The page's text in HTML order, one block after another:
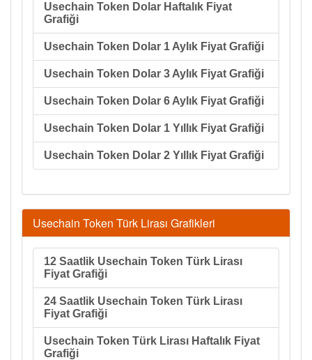
Usechain Token Dolar Haftalık Fiyat
Grafiği
Usechain Token Dolar 1 Aylık Fiyat Grafiği
Usechain Token Dolar 3 Aylık Fiyat Grafiği
Usechain Token Dolar 6 Aylık Fiyat Grafiği
Usechain Token Dolar 1 Yıllık Fiyat Grafiği
Usechain Token Dolar 2 Yıllık Fiyat Grafiği
Usechain Token Türk Lirası Grafikleri
12 Saatlik Usechain Token Türk Lirası
Fiyat Grafiği
24 Saatlik Usechain Token Türk Lirası
Fiyat Grafiği
Usechain Token Türk Lirası Haftalık Fiyat
Grafiği